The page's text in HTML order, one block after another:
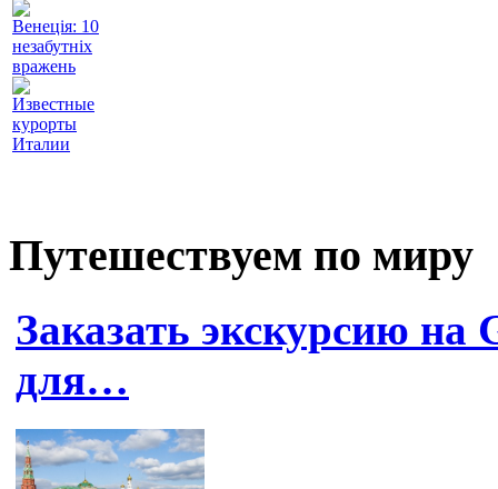
Венеція: 10
незабутніх
вражень
Известные
курорты
Италии
Путешествуем по миру
Заказать экскурсию
для…